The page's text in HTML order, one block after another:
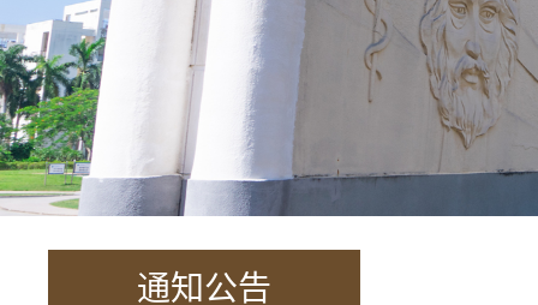
通知公告